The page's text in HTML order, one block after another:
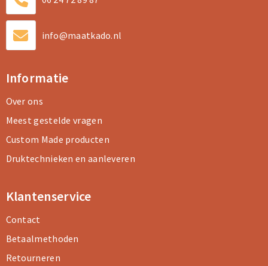
info@maatkado.nl
Informatie
Over ons
Meest gestelde vragen
Custom Made producten
Druktechnieken en aanleveren
Klantenservice
Contact
Betaalmethoden
Retourneren